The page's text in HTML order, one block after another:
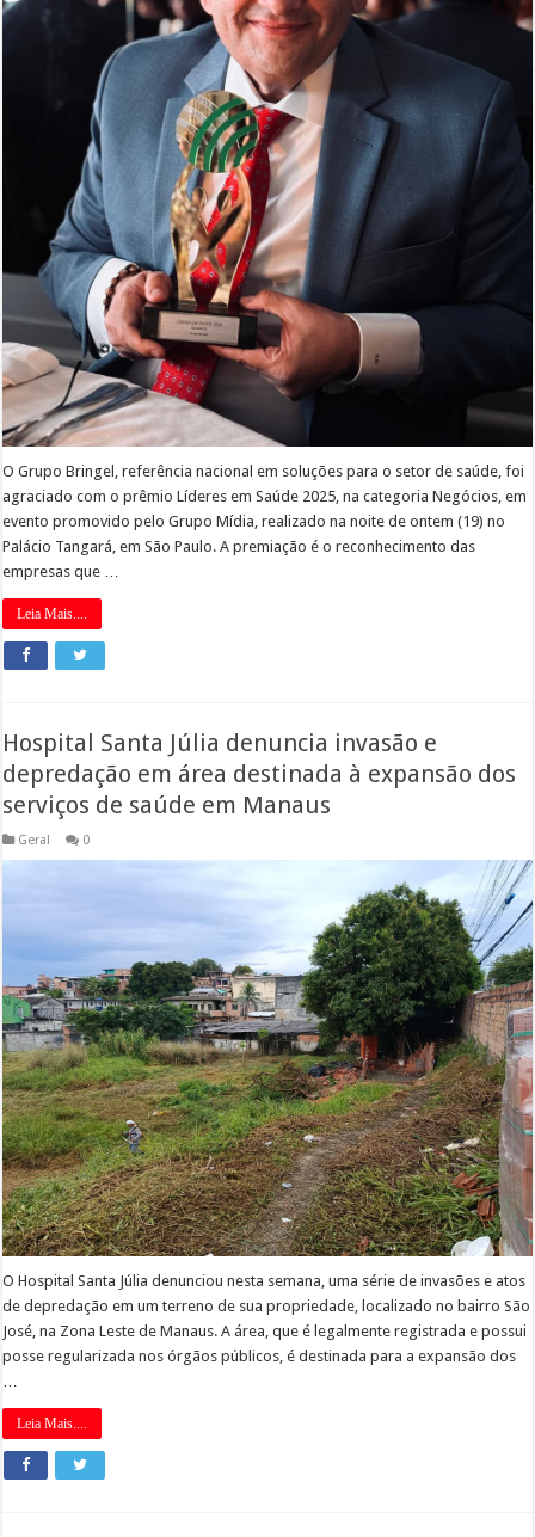
O Grupo Bringel, referência nacional em soluções para o setor de saúde, foi
agraciado com o prêmio Líderes em Saúde 2025, na categoria Negócios, em
evento promovido pelo Grupo Mídia, realizado na noite de ontem (19) no
Palácio Tangará, em São Paulo. A premiação é o reconhecimento das
empresas que …
Leia Mais....
Hospital Santa Júlia denuncia invasão e
depredação em área destinada à expansão dos
serviços de saúde em Manaus
Geral 0
O Hospital Santa Júlia denunciou nesta semana, uma série de invasões e atos
de depredação em um terreno de sua propriedade, localizado no bairro São
José, na Zona Leste de Manaus. A área, que é legalmente registrada e possui
posse regularizada nos órgãos públicos, é destinada para a expansão dos
…
Leia Mais....